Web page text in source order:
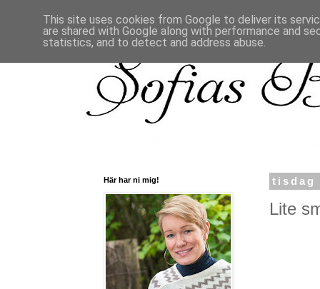
tisdag
Lite
Här har ni mig!
This site uses cookies from Google to deliver its
are shared with Google along with performance and
statistics, and to detect and address abuse.